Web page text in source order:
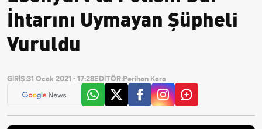
İhtarını Uymayan Şüpheli
Vuruldu
GİRİŞ:31 Ocak 2021 - 17:28EDİTÖR:Perihan Kara